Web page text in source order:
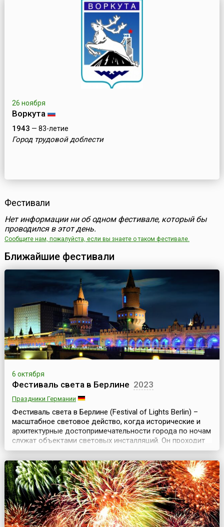
26 ноября
Воркута
1943 — 83-летие
Город трудовой доблести
Фестивали
Нет информации ни об одном фестивале, который бы
проводился в этот день.
Сообщите нам, пожалуйста, если вы знаете о таком фестивале.
Ближайшие фестивали
6 октября
Фестиваль света в Берлине 2023
Праздники Германии
Фестиваль света в Берлине (Festival of Lights Berlin) –
масштабное световое действо, когда исторические и
архитектурные достопримечательности города по ночам
служат объектами световых инсталляций. Он проходит
ежегодно, начиная с 2005 года, осенью и длится
примерно неделю.Культурная жизнь Берлина, как и
любой другой столицы мира, насыщена событиями
круглый год, в независимости от времени года. ...